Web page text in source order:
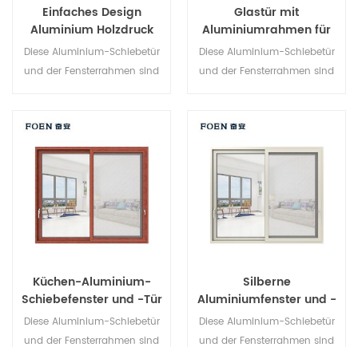
Einfaches Design
Aluminium Holzdruck
Schlafzimmer
Schiebetür
Diese Aluminium-Schiebetür
und der Fensterrahmen sind
die Diebstahlsicherung sind
hervorragend. Verschiedene
architektonische
Anforderungen.
Glastür mit
Aluminiumrahmen für
internes Badezimmer
Diese Aluminium-Schiebetür
und der Fensterrahmen sind
Diebstahlsicherung sind
hervorragend. Verschiedene
architektonische
Anforderungen
Küchen-Aluminium-
Schiebefenster und -Tür
Diese Aluminium-Schiebetür
und der Fensterrahmen sind
Silberne
Aluminiumfenster und -
türen für Zuhause
Diese Aluminium-Schiebetür
und der Fensterrahmen sind